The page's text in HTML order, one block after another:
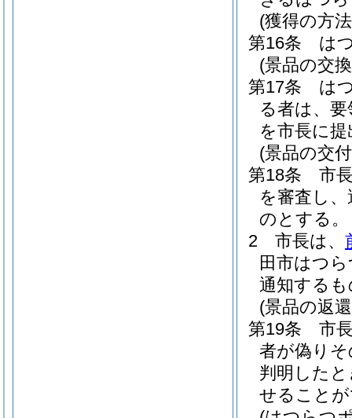
(獲得の方
第16条
は
(景品の交
第17条
は
る者は、
を市長に
(景品の交
第18条
市
を審査し
のとする。
2
市長は、
田市はつ
通知する
(景品の返
第19条
市
者が偽り
判明した
せること